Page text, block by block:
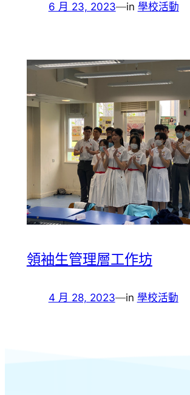
6 月 23, 2023—in 學校活動
領袖生管理層工作坊
4 月 28, 2023—in 學校活動